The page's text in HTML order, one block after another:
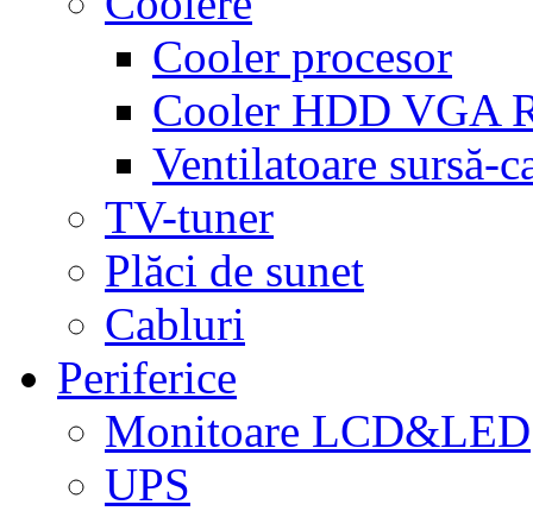
Cooler procesor
Cooler HDD VGA
Ventilatoare sursă-
TV-tuner
Plăci de sunet
Cabluri
Periferice
Monitoare LCD&LED
UPS